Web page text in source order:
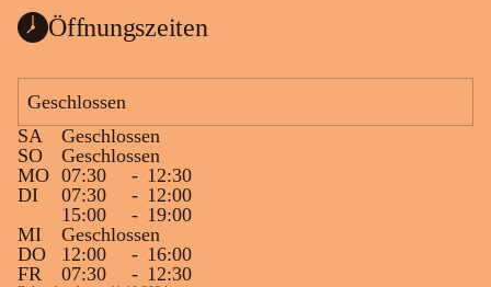
Öffnungszeiten
Geschlossen
SA
Geschlossen
SO
Geschlossen
MO 07:30 - 12:30
DI
07:30 - 12:00
15:00
- 19:00
MI
Geschlossen
DO
12:00 - 16:00
FR
07:30 - 12:30